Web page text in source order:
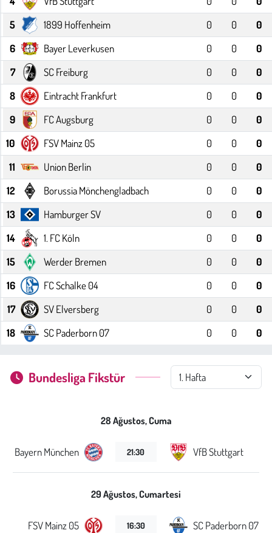
5
1899 Hoffenheim 0 0
0
6
Bayer Leverkusen 0 0
0
7
SC Freiburg 0 0
0
8
Eintracht Frankfurt 0 0
0
9
FC Augsburg 0 0
0
10
FSV Mainz 05 0 0
0
11
Union Berlin 0 0
0
12
Borussia Mönchengladbach 0 0
0
13
Hamburger SV 0 0
0
14
1. FC Köln 0 0
0
15
Werder Bremen 0 0
0
16
FC Schalke 04 0 0
0
17
SV Elversberg 0 0
0
18
SC Paderborn 07 0 0 0
Bundesliga Fikstür
28 Ağustos, Cuma
Bayern München 21:30 VfB Stuttgart
29 Ağustos, Cumartesi
FSV Mainz 05 16:30 SC Paderborn 07
Sağlık
Kadın
Emek
Spor
Çocuk
Kültür Sanat
Bilim - Teknoloji
İnsan Hakları
Hayvan Hakları
Çevre
Galeri
Hukuk